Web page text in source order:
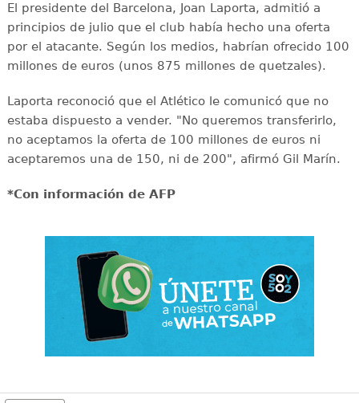
El presidente del Barcelona, Joan Laporta, admitió a
principios de julio que el club había hecho una oferta
por el atacante. Según los medios, habrían ofrecido 100
millones de euros (unos 875 millones de quetzales).
Laporta reconoció que el Atlético le comunicó que no
estaba dispuesto a vender. "No queremos transferirlo,
no aceptamos la oferta de 100 millones de euros ni
aceptaremos una de 150, ni de 200", afirmó Gil Marín.
*Con información de AFP